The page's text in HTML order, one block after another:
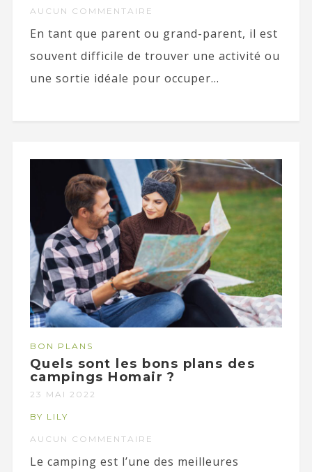
AUCUN COMMENTAIRE
En tant que parent ou grand-parent, il est
souvent difficile de trouver une activité ou
une sortie idéale pour occuper...
BON PLANS
Quels sont les bons plans des
campings Homair ?
23 MAI 2022
BY LILY
AUCUN COMMENTAIRE
Le camping est l’une des meilleures